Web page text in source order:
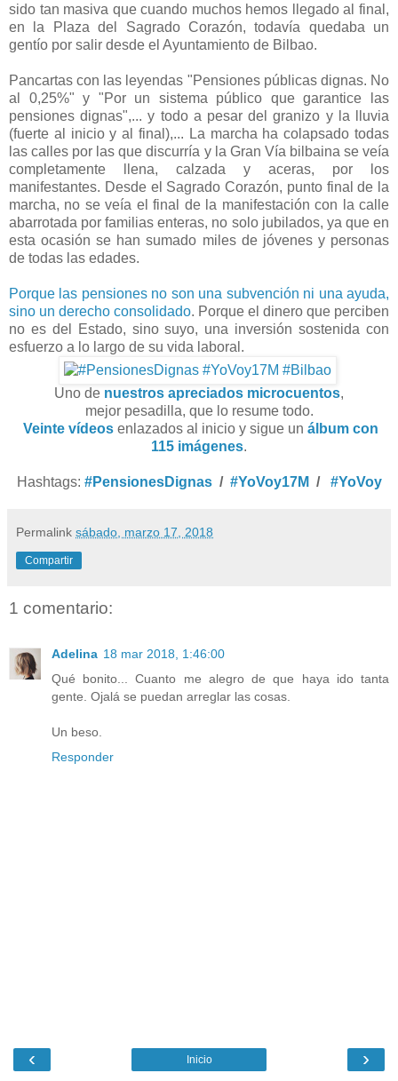
sido tan masiva que cuando muchos hemos llegado al final,
en la Plaza del Sagrado Corazón, todavía quedaba un
gentío por salir desde el Ayuntamiento de Bilbao.
Pancartas con las leyendas "Pensiones públicas dignas. No
al 0,25%" y "Por un sistema público que garantice las
pensiones dignas",... y todo a pesar del granizo y la lluvia
(fuerte al inicio y al final),... La marcha ha colapsado todas
las calles por las que discurría y la Gran Vía bilbaina se veía
completamente llena, calzada y aceras, por los
manifestantes. Desde el Sagrado Corazón, punto final de la
marcha, no se veía el final de la manifestación con la calle
abarrotada por familias enteras, no solo jubilados, ya que en
esta ocasión se han sumado miles de jóvenes y personas
de todas las edades.
Porque las pensiones no son una subvención ni una ayuda,
sino un derecho consolidado. Porque el dinero que perciben
no es del Estado, sino suyo, una inversión sostenida con
esfuerzo a lo largo de su vida laboral.
Uno de nuestros apreciados microcuentos,
mejor pesadilla, que lo resume todo.
Veinte vídeos enlazados al inicio y sigue un álbum con
115 imágenes.
Hashtags: #PensionesDignas/ #YoVoy17M / #YoVoy
Permalink sábado, marzo 17, 2018
Compartir
1 comentario:
Adelina 18 mar 2018, 1:46:00
Qué bonito... Cuanto me alegro de que haya ido tanta
gente. Ojalá se puedan arreglar las cosas.
Un beso.
Responder
‹ ›
Inicio